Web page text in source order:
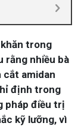
trong
rằng nhiều bà
cắt amidan
định trong
pháp điều trị
kỹ lưỡng, vì